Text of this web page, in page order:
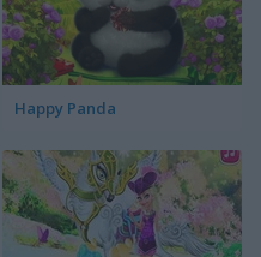
Happy Panda